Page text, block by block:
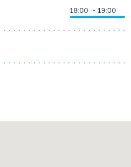
18:00 - 19:00